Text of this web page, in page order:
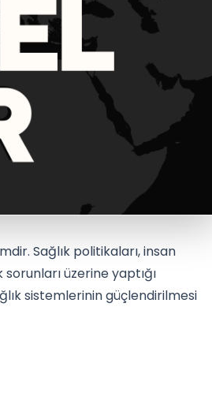
Sağlık politikaları, insan
üzerine yaptığı
sistemlerinin güçlendirilmesi